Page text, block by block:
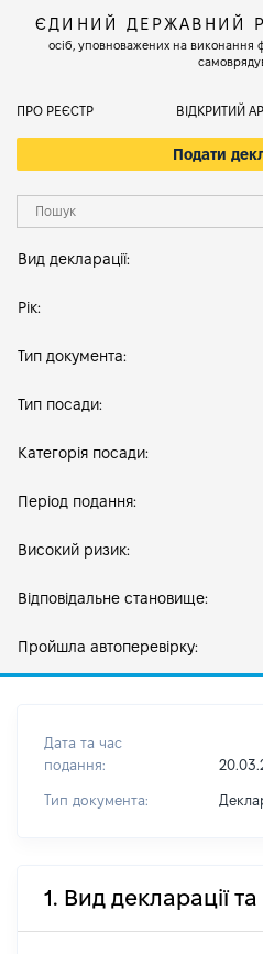
ЄДИНИЙ ДЕРЖАВНИЙ
осіб, уповноважених на виконання
ПРО РЕЄСТР ВІДКРИТИЙ
Подати
Вид декларації:
Рік:
Тип документа:
Тип посади:
Категорія посади:
Період подання:
Високий ризик:
Відповідальне становище:
Пройшла автоперевірку:
Дата та час
подання:
Тип документа:
1. Вид декларації